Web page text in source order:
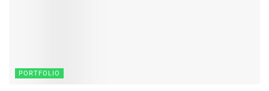
PORTFOLIO